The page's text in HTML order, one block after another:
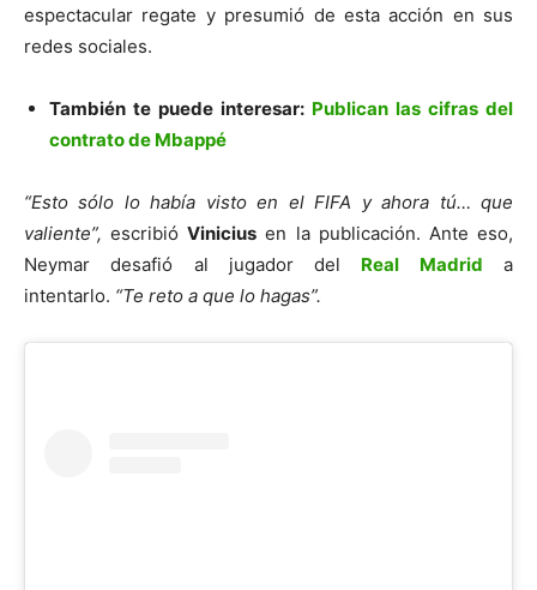
espectacular regate y presumió de esta acción en sus
redes sociales.
También te puede interesar: Publican las cifras del
contrato de Mbappé
“Esto sólo lo había visto en el FIFA y ahora tú… que
valiente”, escribióVinicius en la publicación. Ante eso,
Neymar desafió al jugador del Real Madrid a
intentarlo. “Te reto a que lo hagas”.